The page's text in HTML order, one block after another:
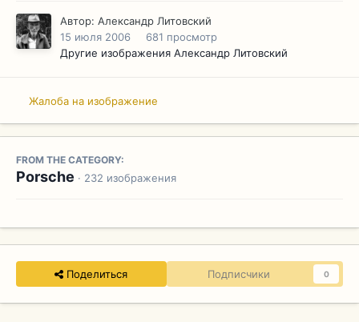
Автор: Александр Литовский
15 июля 2006
681 просмотр
Другие изображения Александр Литовский
Жалоба на изображение
FROM THE CATEGORY:
Porsche · 232 изображения
Поделиться Подписчики 0